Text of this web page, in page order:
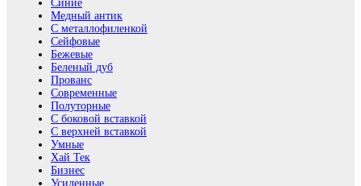
Синие
Медный антик
С металлофиленкой
Сейфовые
Бежевые
Беленый дуб
Прованс
Современные
Полуторные
С боковой вставкой
С верхней вставкой
Умные
Хай Тек
Бизнес
Усиленные